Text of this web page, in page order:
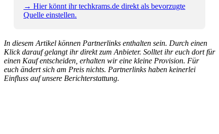
→ Hier könnt ihr techkrams.de direkt als bevorzugte
Quelle einstellen.
In diesem Artikel können Partnerlinks enthalten sein. Durch einen
Klick darauf gelangt ihr direkt zum Anbieter. Solltet ihr euch dort für
einen Kauf entscheiden, erhalten wir eine kleine Provision. Für
euch ändert sich am Preis nichts. Partnerlinks haben keinerlei
Einfluss auf unsere Berichterstattung.